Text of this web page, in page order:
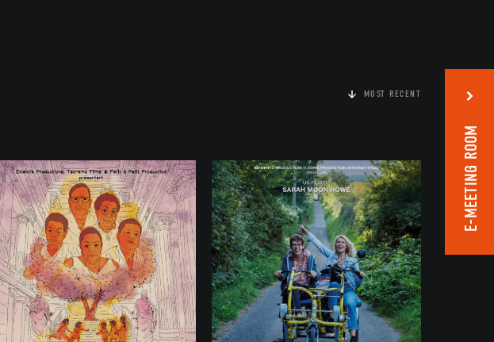
MOST RECENT
E-MEETING ROOM